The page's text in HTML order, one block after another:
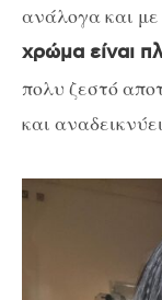
ανάλογα και
χρώμα είναι
πολυ ζεστό
και